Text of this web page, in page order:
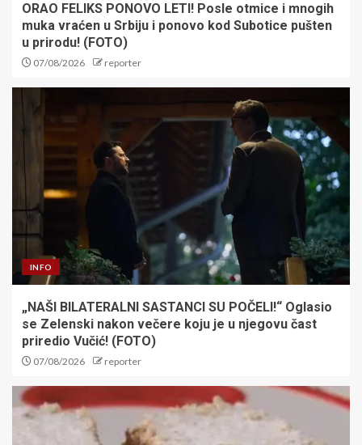
ORAO FELIKS PONOVO LETI! Posle otmice i mnogih
muka vraćen u Srbiju i ponovo kod Subotice pušten
u prirodu! (FOTO)
07/08/2026 reporter
INFO
„NAŠI BILATERALNI SASTANCI SU POČELI!“ Oglasio
se Zelenski nakon večere koju je u njegovu čast
priredio Vučić! (FOTO)
07/08/2026 reporter